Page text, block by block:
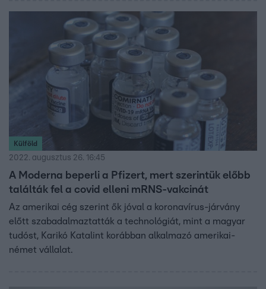
Külföld
2022. augusztus 26. 16:45
A Moderna beperli a Pfizert, mert szerintük előbb
találták fel a covid elleni mRNS-vakcinát
Az amerikai cég szerint ők jóval a koronavírus-járvány
előtt szabadalmaztatták a technológiát, mint a magyar
tudóst, Karikó Katalint korábban alkalmazó amerikai-
német vállalat.